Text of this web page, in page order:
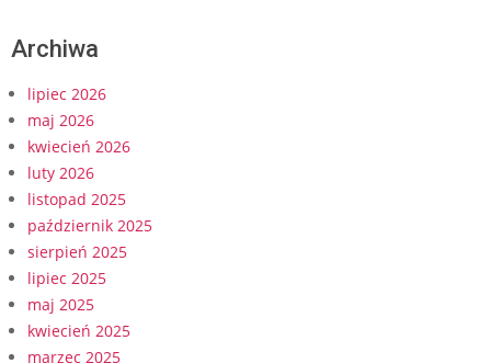
Archiwa
lipiec 2026
maj 2026
kwiecień 2026
luty 2026
listopad 2025
październik 2025
sierpień 2025
lipiec 2025
maj 2025
kwiecień 2025
marzec 2025